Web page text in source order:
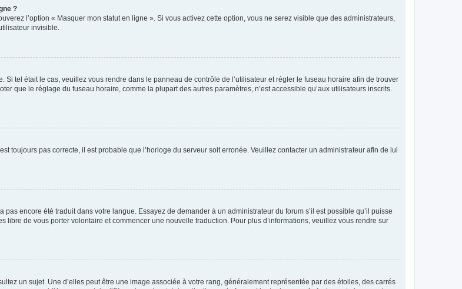
?
l’option « Masquer mon statut en ligne ». Si vous activez cette option, vous ne serez visible que des administrateurs,
invisible.
tel était le cas, veuillez vous rendre dans le panneau de contrôle de l’utilisateur et régler le fuseau horaire afin de trouver
que le réglage du fuseau horaire, comme la plupart des autres paramètres, n’est accessible qu’aux utilisateurs inscrits.
toujours pas correcte, il est probable que l’horloge du serveur soit erronée. Veuillez contacter un administrateur afin de lui
encore été traduit dans votre langue. Essayez de demander à un administrateur du forum s’il est possible qu’il puisse
libre de vous porter volontaire et commencer une nouvelle traduction. Pour plus d’informations, veuillez vous rendre sur
un sujet. Une d’elles peut être une image associée à votre rang, généralement représentée par des étoiles, des carrés